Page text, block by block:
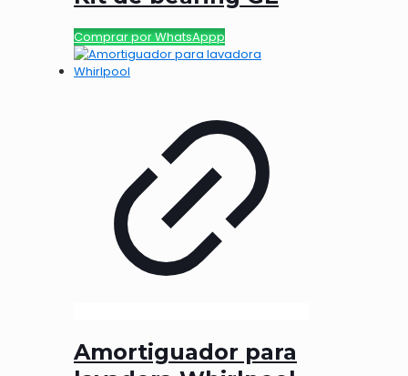
Comprar por WhatsAppp
Amortiguador para